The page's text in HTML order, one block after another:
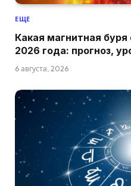
ЕЩЕ
Какая магнитная
2026 года: прогноз,
6 августа, 2026